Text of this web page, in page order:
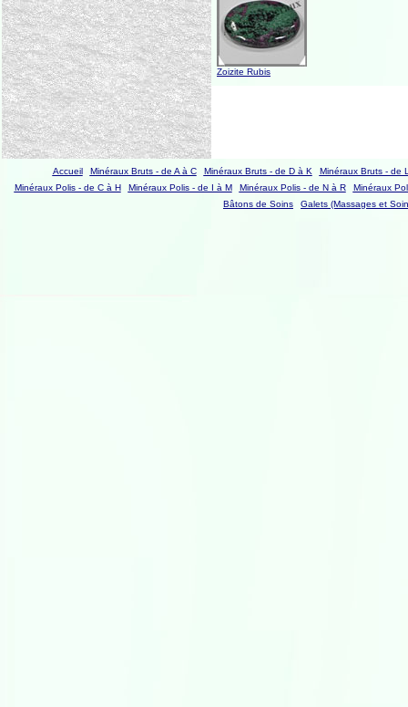
Zoizite Rubis
Accueil Minéraux Bruts - de A à C Minéraux Bruts - de D à K
Minéraux Bruts - de
Minéraux Polis - de C à H
Minéraux Polis - de I à M Minéraux Polis - de N à R
Minéraux
Bâtons de Soins
Galets (Massages et